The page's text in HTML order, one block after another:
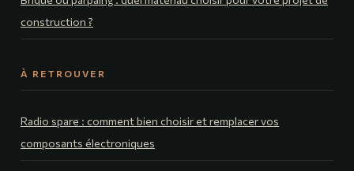
construction ?
À RETROUVER
Radio spare : comment bien choisir et remplacer vos
composants électroniques